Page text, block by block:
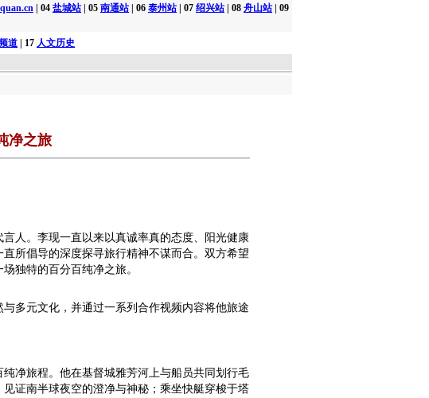
| 04 盐城站| 05 南通站| 06 泰州站| 07 绍兴站| 08 舟山站| 09
道 | 17 人文历史
净之旅
人。李现一直以来以真诚率真的态度、阳光健康
所倡导的深度探寻旅行精神不谋而合。双方希望
独特的百分百纯净之旅。
多元文化，并通过一系列合作视频内容将他旅途
净旅程。他在基督城雅芳河上与船员共同划行毛
证南半球夜空的澄净与神秘；乘坐快艇穿梭于塔